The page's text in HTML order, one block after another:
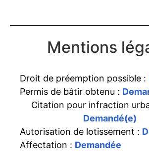
Mentions
Droit de préemption possible :
Permis de bâtir obtenu :
Citation pour infraction
Demandé(e)
Autorisation de lotissement :
Affectation : Demandée